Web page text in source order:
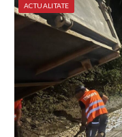
ACTUALITATE